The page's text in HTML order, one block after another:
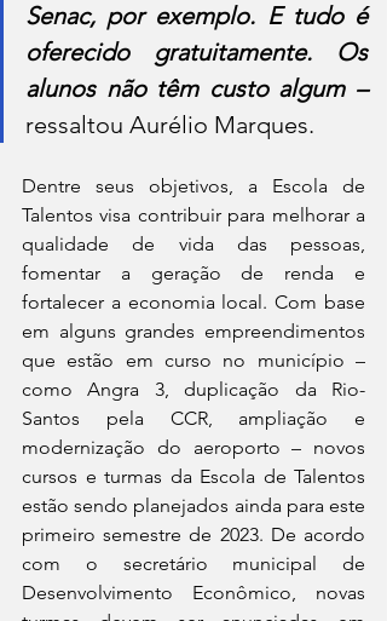
Senac, por exemplo. E tudo é
oferecido gratuitamente. Os
alunos não têm custo algum –
ressaltou Aurélio Marques.
Dentre seus objetivos, a Escola de
Talentos visa contribuir para melhorar a
qualidade de vida das pessoas,
fomentar a geração de renda e
fortalecer a economia local. Com base
em alguns grandes empreendimentos
que estão em curso no município –
como Angra 3, duplicação da Rio-
Santos pela CCR, ampliação e
modernização do aeroporto – novos
cursos e turmas da Escola de Talentos
estão sendo planejados ainda para este
primeiro semestre de 2023. De acordo
com o secretário municipal de
Desenvolvimento Econômico, novas